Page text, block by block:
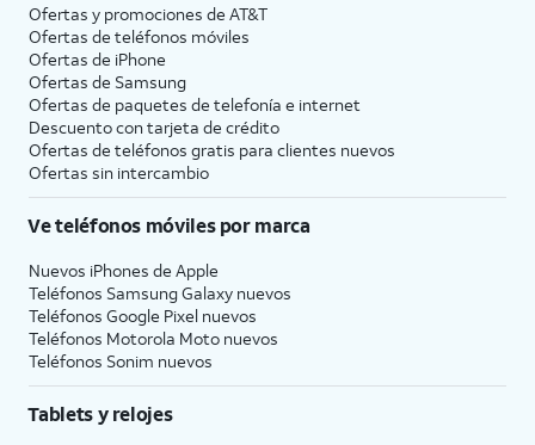
Ofertas y promociones de AT&T
Ofertas de teléfonos móviles
Ofertas de iPhone
Ofertas de Samsung
Ofertas de paquetes de telefonía e internet
Descuento con tarjeta de crédito
Ofertas de teléfonos gratis para clientes nuevos
Ofertas sin intercambio
Ve teléfonos móviles por marca
Nuevos iPhones de Apple
Teléfonos Samsung Galaxy nuevos
Teléfonos Google Pixel nuevos
Teléfonos Motorola Moto nuevos
Teléfonos Sonim nuevos
Tablets y relojes